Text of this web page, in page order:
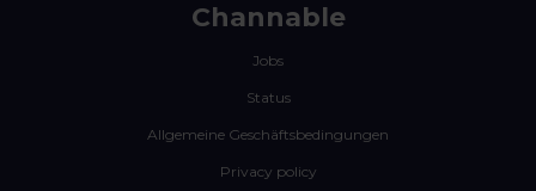
Channable
Jobs
Status
Allgemeine Geschäftsbedingungen
Privacy policy